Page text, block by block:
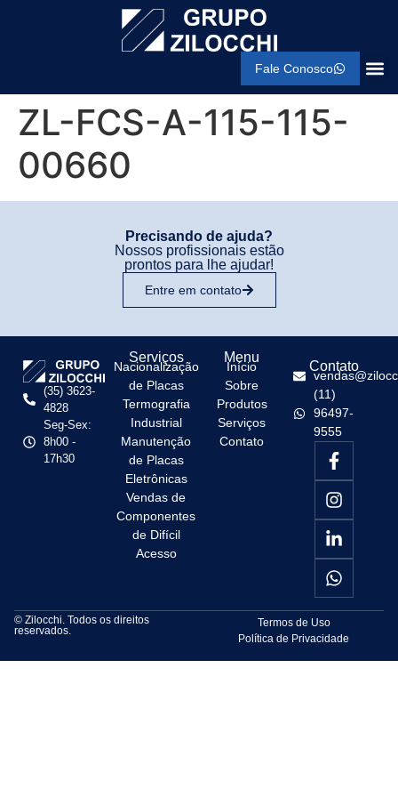
Fale Conosco
ZL-FCS-A-115-115-
00660
Precisando de ajuda?
Nossos profissionais estão
prontos para lhe ajudar!
Entre em contato
(35) 3623-
4828
Seg-Sex:
8h00 -
17h30
Serviços
Nacionalização
de Placas
Termografia
Industrial
Manutenção
de Placas
Eletrônicas
Vendas de
Componentes
de Difícil
Acesso
Menu
Início
Sobre
Produtos
Serviços
Contato
Contato
(11)
96497-
9555
© Zilocchi. Todos os direitos
reservados.
Termos de Uso
Política de Privacidade